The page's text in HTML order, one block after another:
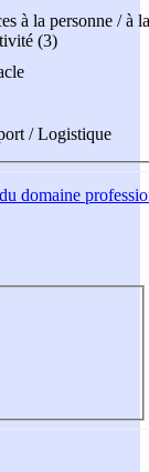
à la personne / à la
(3)
/ Logistique
domaine